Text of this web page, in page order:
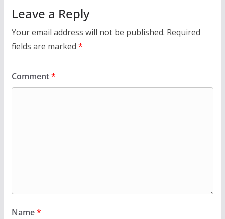
Leave a Reply
Your email address will not be published. Required
fields are marked *
Comment*
Name*